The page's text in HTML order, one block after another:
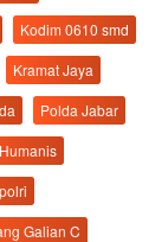
Kodim 0610 smd
Kramat Jaya
Polda Jabar
Galian C